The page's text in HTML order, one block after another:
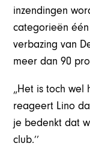
inzendingen
categorieën
verbazing van
meer dan 90
„Het is toch wel
reageert Lino
je bedenkt dat
club.’’